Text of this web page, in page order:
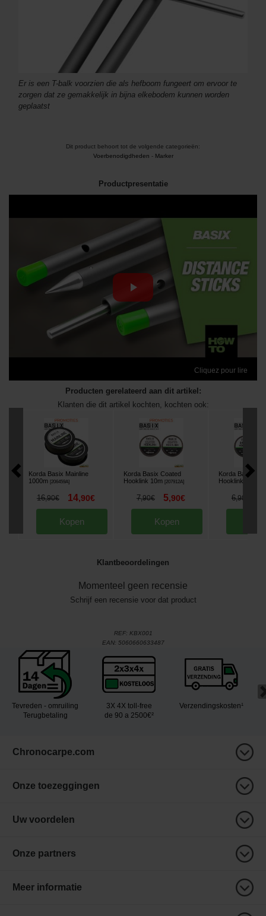
Er is een T-balk voorzien die als hefboom fungeert om ervoor te
zorgen dat ze gemakkelijk in bijna elkebodem kunnen worden
geplaatst
Dit product behoort tot de volgende categorieën:
Voerbenodigdheden - Marker
Productpresentatie
Cliquez pour lire
Producten gerelateerd aan dit artikel:
Klanten die dit artikel kochten, kochten ook:
Korda Basix Mainline
1000m [206459A]
16,90€ 14,90€
Kopen
Korda Basix Coated
Hooklink 10m [207912A]
7,90€ 5,90€
Kopen
Korda Basix
Hooklink 10m
6,90
Klantbeoordelingen
Momenteel geen recensie
Schrijf een recensie voor dat product
REF: KBX001
EAN: 5060660633487
Tevreden - omruiling
Terugbetaling
3X 4X toll-free
de 90 a 2500€²
Verzendingskosten¹
Chronocarpe.com
Onze toezeggingen
Uw voordelen
Onze partners
Meer informatie